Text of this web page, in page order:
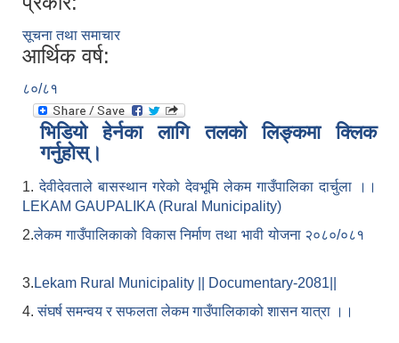
सूचना तथा समाचार
आर्थिक वर्ष:
८०/८१
भिडियो हेर्नका लागि तलको लिङ्कमा क्लिक
गर्नुहोस्।
1.देवीदेवताले बासस्थान गरेको देवभूमि लेकम गाउँपालिका दार्चुला ।।
LEKAM GAUPALIKA (Rural Municipality)
2.लेकम गाउँपालिकाको विकास निर्माण तथा भावी योजना २०८०/०८१
3. Lekam Rural Municipality || Documentary-2081||
4.संघर्ष समन्वय र सफलता लेकम गाउँपालिकाको शासन यात्रा ।।